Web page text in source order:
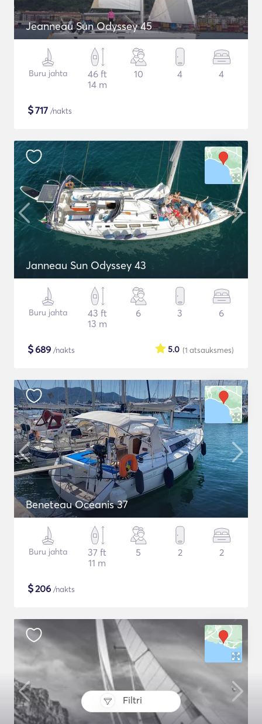
Filtri
Jeanneau Sun Odyssey 45
Buru jahta
46 ft
14 m
10 4 4
$717 /nakts
Janneau Sun Odyssey 43
Buru jahta
43 ft
13 m
6 3 6
$689 /nakts (1 atsauksmes)
5.0
Beneteau Oceanis 37
Buru jahta
37 ft
11 m
5 2 2
$206 /nakts